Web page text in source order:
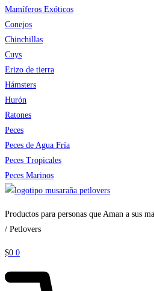
Mamíferos Exóticos
Conejos
Chinchillas
Cuys
Erizo de tierra
Hámsters
Hurón
Ratones
Peces
Peces de Agua Fría
Peces Tropicales
Peces Marinos
Productos para personas que Aman a sus
/ Petlovers
$0 0